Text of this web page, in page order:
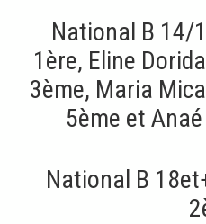
National B 14/
1ère, Eline
3ème, Maria
5ème et
National B